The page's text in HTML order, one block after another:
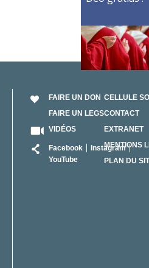
FAIRE UN DON
FAIRE UN LEGS
VIDÉOS
Facebook
Instagram
YouTube
CELLULE
CONTACT
EXTRANET
MENTIONS
PLAN DU